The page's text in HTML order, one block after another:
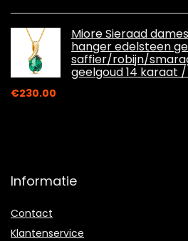
Miore Sieraad
hanger edelsteen
saffier/robijn/
geelgoud 14 karaat
€230.00
Informatie
Contact
Klantenservice